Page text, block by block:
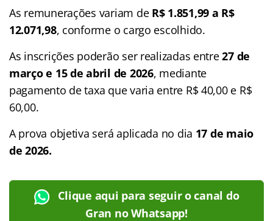
As remunerações variam de R$ 1.851,99 a R$
12.071,98, conforme o cargo escolhido.
As inscrições poderão ser realizadas entre27 de
março e 15 de abril de 2026, mediante
pagamento de taxa que varia entre R$ 40,00 e R$
60,00.
A prova objetiva será aplicada no dia 17 de maio
de 2026.
Clique aqui para seguir o canal do
Gran no Whatsapp!